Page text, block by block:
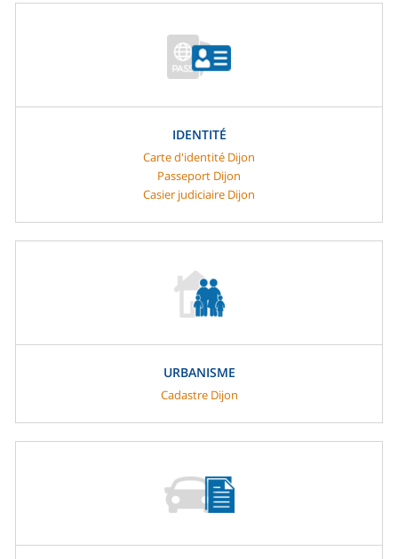
IDENTITÉ
Carte d'identité Dijon
Passeport Dijon
Casier judiciaire Dijon
URBANISME
Cadastre Dijon